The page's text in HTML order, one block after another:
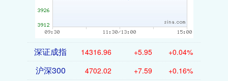
深证成指 14316.96 +5.95 +0.04%
沪深300 4702.02 +7.59 +0.16%